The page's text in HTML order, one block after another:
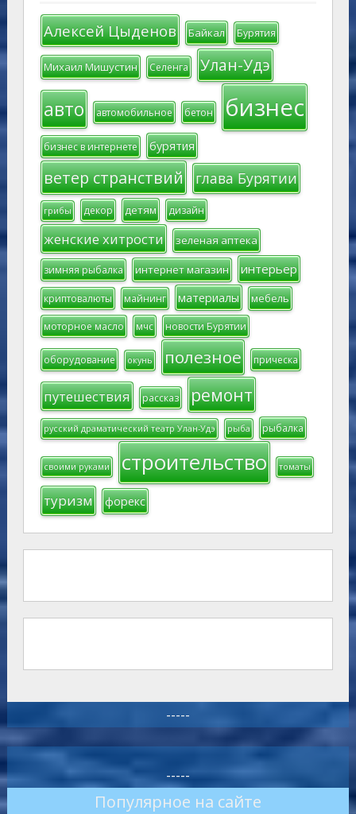
Алексей Цыденов Байкал Бурятия
Михаил Мишустин Селенга Улан-Удэ
авто автомобильное бетон бизнес
бизнес в интернете бурятия
ветер странствий глава Бурятии
грибы декор детям дизайн
женские хитрости зеленая аптека
зимняя рыбалка интернет магазин интерьер
криптовалюты майнинг материалы мебель
моторное масло мчс новости Бурятии
оборудование окунь полезное прическа
путешествия рассказ ремонт
русский драматический театр Улан-Удэ рыба рыбалка
своими руками строительство томаты
туризм форекс
-----
-----
Популярное на сайте